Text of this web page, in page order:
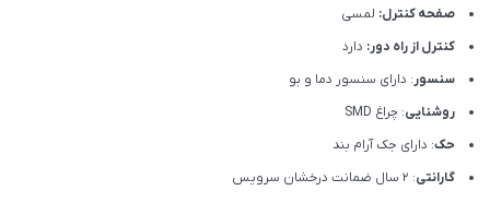
صفحه کنترل: لمسی
کنترل از راه دور: دارد
سنسور: دارای سنسور دما و بو
روشنایی: چراغ SMD
حک: دارای جک آرام بند
گارانتی: 2 سال ضمانت درخشان سرویس